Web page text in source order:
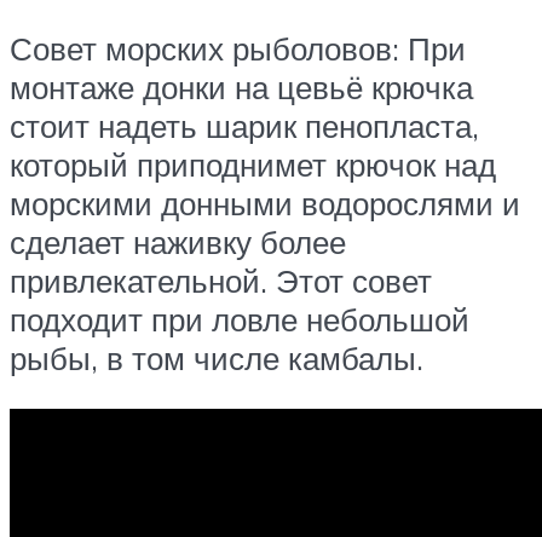
Совет морских рыболовов: При
монтаже донки на цевьё крючка
стоит надеть шарик пенопласта,
который приподнимет крючок над
морскими донными водорослями и
сделает наживку более
привлекательной. Этот совет
подходит при ловле небольшой
рыбы, в том числе камбалы.